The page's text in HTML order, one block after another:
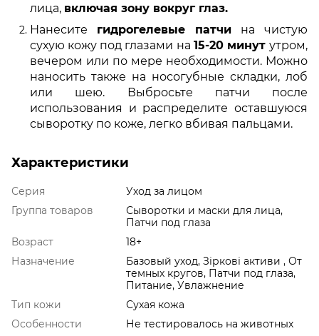
лица, включая зону вокруг глаз.
Нанесите гидрогелевые патчи на чистую
сухую кожу под глазами на 15-20 минутутром,
вечером или по мере необходимости. Можно
наносить также на носогубные складки, лоб
или шею. Выбросьте патчи после
использования и распределите оставшуюся
сыворотку по коже, легко вбивая пальцами.
Характеристики
Серия
Уход за лицом
Группа товаров
Сыворотки и маски для лица,
Патчи под глаза
Возраст
18+
Назначение
Базовый уход, Зіркові активи , От
темных кругов, Патчи под глаза,
Питание, Увлажнение
Тип кожи
Сухая кожа
Особенности
Не тестировалось на животных